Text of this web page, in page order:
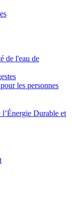
de l'eau de
les personnes
Durable et